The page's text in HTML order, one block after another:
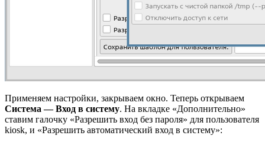
Применяем настройки, закрываем окно. Теперь открываем
Система — Вход в систему. На вкладке «Дополнительно»
ставим галочку «Разрешить вход без пароля» для пользователя
kiosk, и «Разрешить автоматический вход в систему»: